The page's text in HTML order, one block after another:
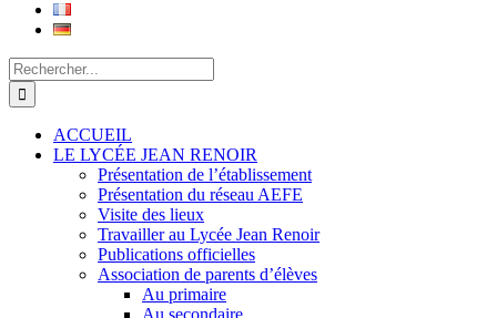
Rechercher:
ACCUEIL
LE LYCÉE JEAN RENOIR
Présentation de l’établissement
Présentation du réseau AEFE
Visite des lieux
Travailler au Lycée Jean Renoir
Publications officielles
Association de parents d’élèves
Au primaire
Au secondaire